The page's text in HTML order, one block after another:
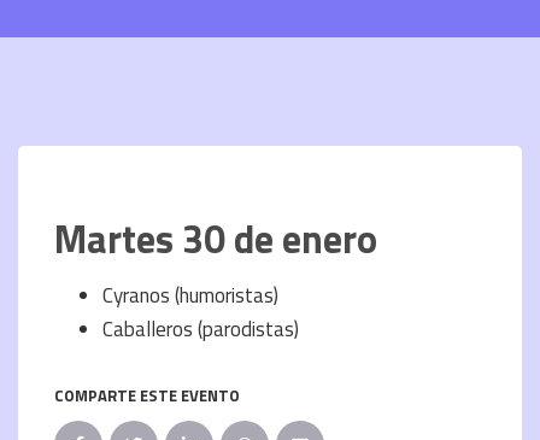
Martes 30 de enero
Cyranos (humoristas)
Caballeros (parodistas)
COMPARTE ESTE EVENTO